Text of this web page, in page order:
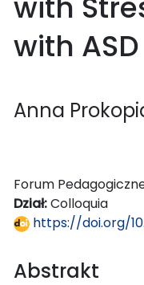
with ASD
Anna
Forum
Dział:Colloquia
https://doi.org/
Abstrakt